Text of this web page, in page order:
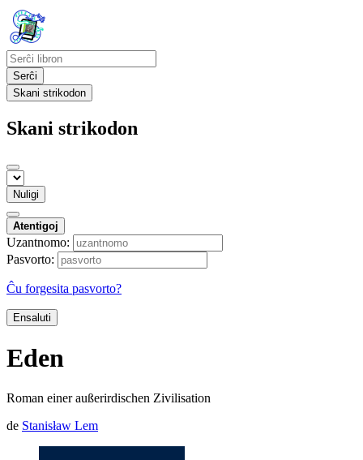
Serĉi
Skani strikodon
Skani strikodon
Nuligi
Atentigoj
Uzantnomo:
Pasvorto:
Ĉu forgesita pasvorto?
Ensaluti
Eden
Roman einer außerirdischen Zivilisation
de Stanisław Lem